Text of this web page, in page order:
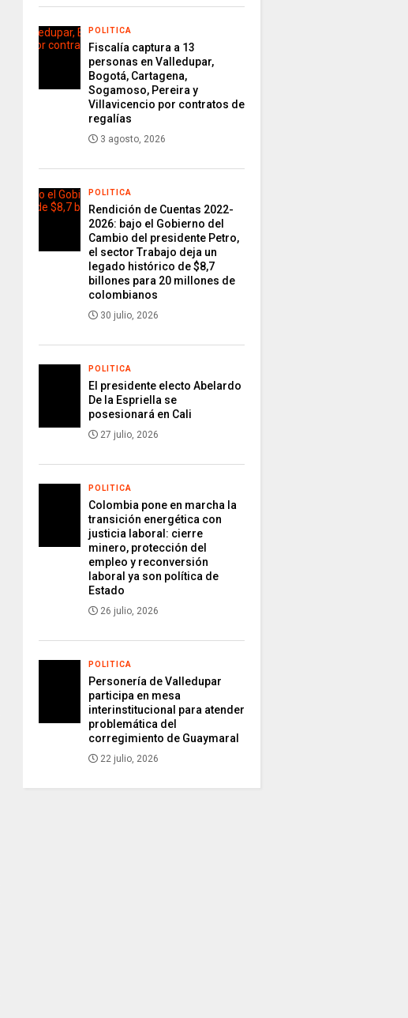
POLITICA
Fiscalía captura a 13
personas en Valledupar,
Bogotá, Cartagena,
Sogamoso, Pereira y
Villavicencio por contratos de
regalías
3 agosto, 2026
POLITICA
Rendición de Cuentas 2022-
2026: bajo el Gobierno del
Cambio del presidente Petro,
el sector Trabajo deja un
legado histórico de $8,7
billones para 20 millones de
colombianos
30 julio, 2026
POLITICA
El presidente electo Abelardo
De la Espriella se
posesionará en Cali
27 julio, 2026
POLITICA
Colombia pone en marcha la
transición energética con
justicia laboral: cierre
minero, protección del
empleo y reconversión
laboral ya son política de
Estado
26 julio, 2026
POLITICA
Personería de Valledupar
participa en mesa
interinstitucional para atender
problemática del
corregimiento de Guaymaral
22 julio, 2026